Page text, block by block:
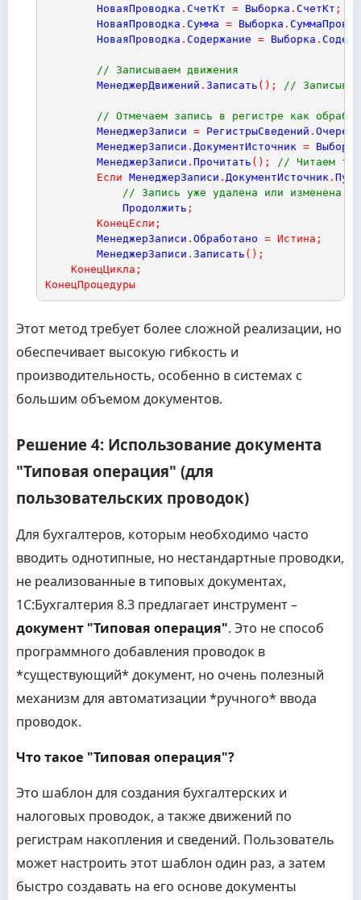
НоваяПроводка . СчетКт = Выборка . СчетКт ;
НоваяПроводка . Сумма = Выборка .
НоваяПроводка . Содержание = Выборка .
// Записываем движения
МенеджерДвижений . Записать ( ) ; //
// Отмечаем запись в регистре как
МенеджерЗаписи = РегистрыСведений .
МенеджерЗаписи . ДокументИсточник = Выборка
МенеджерЗаписи . Прочитать ( ) ;
// Читаем
Если МенеджерЗаписи . ДокументИсточник .
// Запись уже удалена или изменена,
Продолжить ;
КонецЕсли ;
МенеджерЗаписи . Обработано = Истина ;
МенеджерЗаписи . Записать ( ) ;
КонецЦикла ;
КонецПроцедуры
Этот метод требует более сложной реализации, но
обеспечивает высокую гибкость и
производительность, особенно в системах с
большим объемом документов.
Решение 4: Использование документа
"Типовая операция" (для
пользовательских проводок)
Для бухгалтеров, которым необходимо часто
вводить однотипные, но нестандартные проводки,
не реализованные в типовых документах,
1С:Бухгалтерия 8.3 предлагает инструмент –
документ "Типовая операция". Это не способ
программного добавления проводок в
*существующий* документ, но очень полезный
механизм для автоматизации *ручного* ввода
проводок.
Что такое "Типовая операция"?
Это шаблон для создания бухгалтерских и
налоговых проводок, а также движений по
регистрам накопления и сведений. Пользователь
может настроить этот шаблон один раз, а затем
быстро создавать на его основе документы